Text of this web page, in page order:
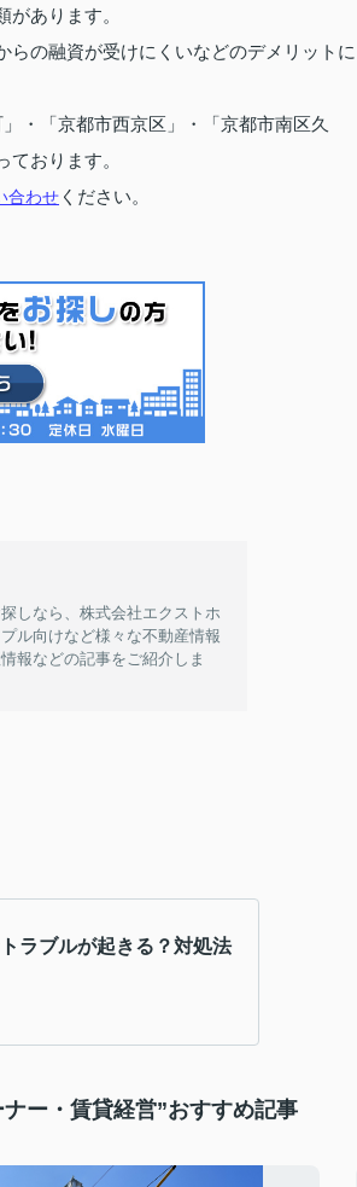
あります。
らの融資が受けにくいなどのデメリットに
・「京都市西京区」・「京都市南区久
おります。
合わせ ください。
しなら、株式会社エクストホ
ル向けなど様々な不動産情報
報などの記事をご紹介しま
ラブルが起きる？対処法
ナー・賃貸経営”おすすめ記事